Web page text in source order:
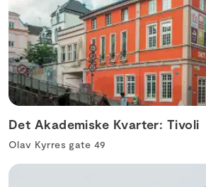
Det Akademiske Kvarter: Tivoli
Olav Kyrres gate 49